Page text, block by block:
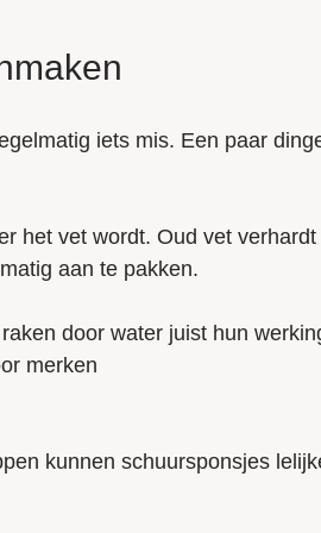
iets mis. Een paar
het vet wordt. Oud vet verhardt
aan te pakken.
door water juist hun
merken
kunnen schuursponsjes